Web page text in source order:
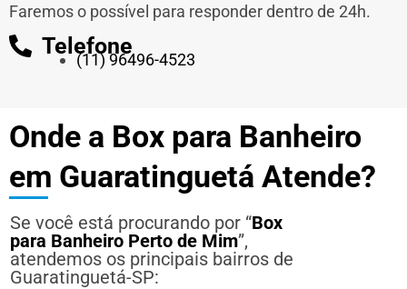
Faremos o possível para responder dentro de 24h.
Telefone
(11) 96496-4523
Onde a Box para Banheiro
em Guaratinguetá Atende?
Se você está procurando por “Box
para Banheiro Perto de Mim”,
atendemos os principais bairros de
Guaratinguetá-SP: